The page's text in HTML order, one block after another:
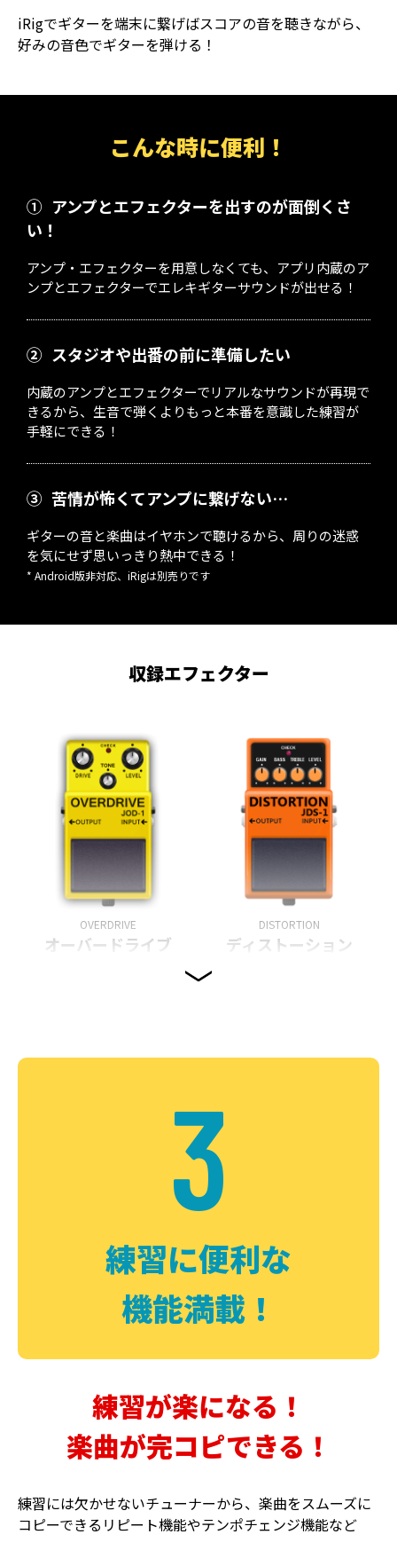
iRigでギターを端末に繋げばスコアの音を聴きながら、
好みの音色でギターを弾ける！
こんな時に便利！
① アンプとエフェクターを出すのが面倒くさ
い！
アンプ・エフェクターを用意しなくても、アプリ内蔵のア
ンプとエフェクターでエレキギターサウンドが出せる！
② スタジオや出番の前に準備したい
内蔵のアンプとエフェクターでリアルなサウンドが再現で
きるから、生音で弾くよりもっと本番を意識した練習が
手軽にできる！
③ 苦情が怖くてアンプに繋げない…
ギターの音と楽曲はイヤホンで聴けるから、周りの迷惑
を気にせず思いっきり熱中できる！
* Android版非対応、iRigは別売りです
収録エフェクター
OVERDRIVE
オーバードライブ
DISTORTION
ディストーション
DELAY PHASER
3
練習に便利な
機能満載！
練習が楽になる！
楽曲が完コピできる！
練習には欠かせないチューナーから、楽曲をスムーズに
コピーできるリピート機能やテンポチェンジ機能など